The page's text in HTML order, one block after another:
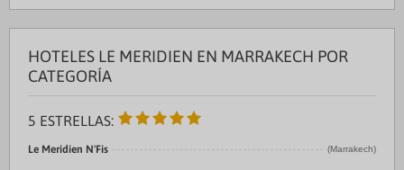
HOTELES LE MERIDIEN EN MARRAKECH POR
CATEGORÍA
5 ESTRELLAS:
Le Meridien N'Fis (Marrakech)